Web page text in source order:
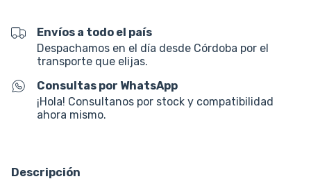
Envíos a todo el país
Despachamos en el día desde Córdoba por el
transporte que elijas.
Consultas por WhatsApp
¡Hola! Consultanos por stock y compatibilidad
ahora mismo.
Descripción